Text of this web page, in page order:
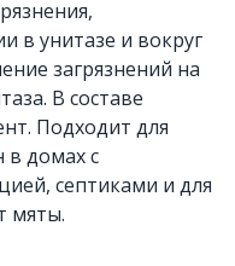
в унитазе и вокруг
загрязнений на
В составе
Подходит для
в домах с
септиками и для
мяты.